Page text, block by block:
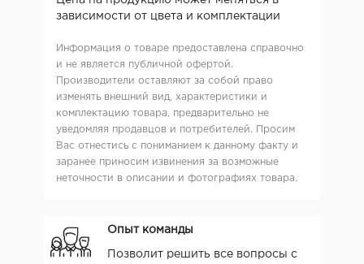
зависимости от цвета и комплектации
Информация о товаре предоставлена справочно
и не является публичной офертой.
Производители оставляют за собой право
изменять внешний вид, характеристики и
комплектацию товара, предварительно не
уведомляя продавцов и потребителей. Просим
Вас отнестись с пониманием к данному факту и
заранее приносим извинения за возможные
неточности в описании и фотографиях товара.
Опыт команды
Позволит решить все вопросы с